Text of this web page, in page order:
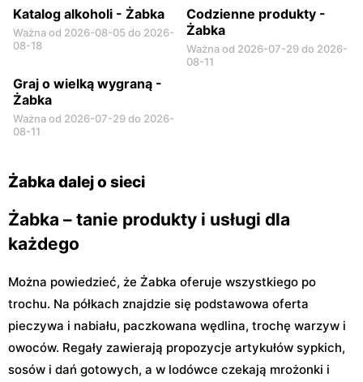
Katalog alkoholi - Żabka
Ważna od 2026-08-05 do 2026-
08-18
Codzienne produkty -
Żabka
Ważna od 2026-07-29 do 2026-
08-11
Graj o wielką wygraną -
Żabka
Ważna od 2026-07-29 do 2026-
08-11
Żabka dalej o sieci
Żabka – tanie produkty i usługi dla
każdego
Można powiedzieć, że Żabka oferuje wszystkiego po
trochu. Na półkach znajdzie się podstawowa oferta
pieczywa i nabiału, paczkowana wędlina, trochę warzyw i
owoców. Regały zawierają propozycje artykułów sypkich,
sosów i dań gotowych, a w lodówce czekają mrożonki i